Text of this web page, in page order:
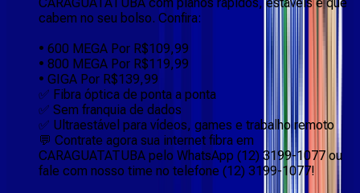
CARAGUATATUBA com planos rápidos, estáveis e que
cabem no seu bolso. Confira:
• 600 MEGA Por R$109,99
• 800 MEGA Por R$119,99
• GIGA Por R$139,99
✅ Fibra óptica de ponta a ponta
✅ Sem franquia de dados
✅ Ultraestável para vídeos, games e trabalho remoto
💬 Contrate agora sua internet fibra em
CARAGUATATUBA pelo WhatsApp (12) 3199-1077 ou
fale com nosso time no telefone (12) 3199-1077!